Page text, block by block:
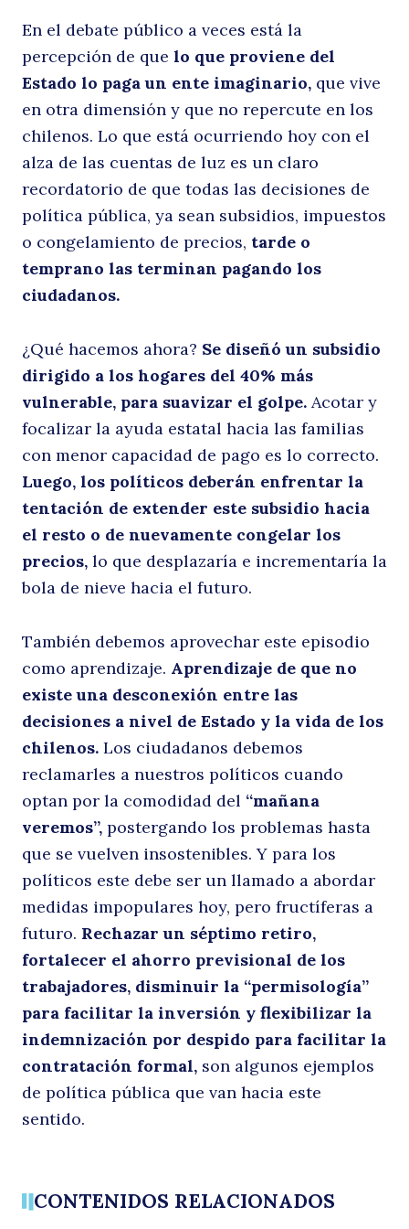
En el debate público a veces está la
percepción de que lo que proviene del
Estado lo paga un ente imaginario, que vive
en otra dimensión y que no repercute en los
chilenos. Lo que está ocurriendo hoy con el
alza de las cuentas de luz es un claro
recordatorio de que todas las decisiones de
política pública, ya sean subsidios, impuestos
o congelamiento de precios, tarde o
temprano las terminan pagando los
ciudadanos.
¿Qué hacemos ahora? Se diseñó un subsidio
dirigido a los hogares del 40% más
vulnerable, para suavizar el golpe. Acotar y
focalizar la ayuda estatal hacia las familias
con menor capacidad de pago es lo correcto.
Luego, los políticos deberán enfrentar la
tentación de extender este subsidio hacia
el resto o de nuevamente congelar los
precios, lo que desplazaría e incrementaría la
bola de nieve hacia el futuro.
También debemos aprovechar este episodio
como aprendizaje. Aprendizaje de que no
existe una desconexión entre las
decisiones a nivel de Estado y la vida de los
chilenos. Los ciudadanos debemos
reclamarles a nuestros políticos cuando
optan por la comodidad del “mañana
veremos”, postergando los problemas hasta
que se vuelven insostenibles. Y para los
políticos este debe ser un llamado a abordar
medidas impopulares hoy, pero fructíferas a
futuro. Rechazar un séptimo retiro,
fortalecer el ahorro previsional de los
trabajadores, disminuir la “permisología”
para facilitar la inversión y flexibilizar la
indemnización por despido para facilitar la
contratación formal, son algunos ejemplos
de política pública que van hacia este
sentido.
CONTENIDOS RELACIONADOS